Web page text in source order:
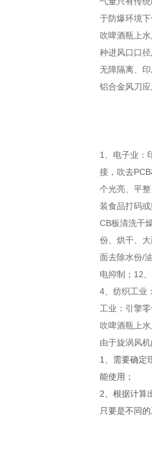
于防爆环境
吹啤酒瓶上
种进风口口
无障隔离、
铝合金风刀
1、电子业：
接，吹去
个光亮、平
装食品打码
CB板清洗干
份、烘干、
面去除水份/
电抑制；12
4、纺织工业
工业：引擎
吹啤酒瓶上
由于旋涡风
1、需要确定
能使用；
2、根据计算
只要是不同